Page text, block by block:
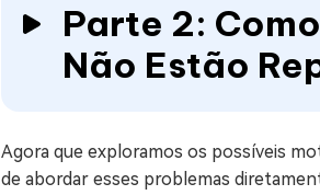
Parte 2:
Não Estão
Agora que exploramos os possíveis
de abordar esses problemas